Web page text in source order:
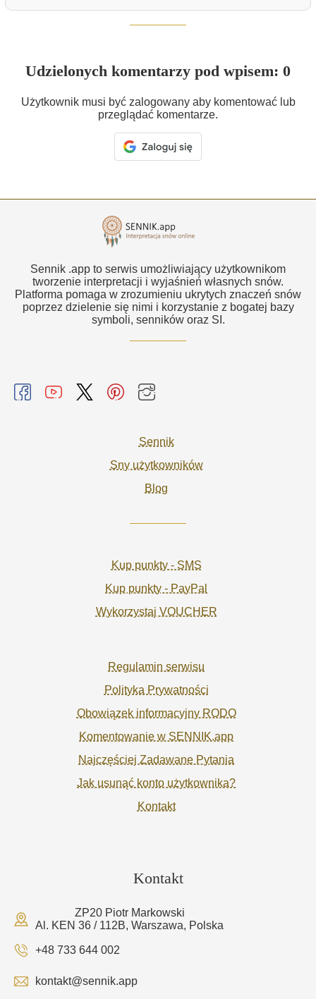
Udzielonych komentarzy pod wpisem: 0
Użytkownik musi być zalogowany aby komentować lub
przeglądać komentarze.
Sennik .app to serwis umożliwiający użytkownikom
tworzenie interpretacji i wyjaśnień własnych snów.
Platforma pomaga w zrozumieniu ukrytych znaczeń snów
poprzez dzielenie się nimi i korzystanie z bogatej bazy
symboli, senników oraz SI.
Sennik
Sny użytkowników
Blog
Kup punkty - SMS
Kup punkty - PayPal
Wykorzystaj VOUCHER
Regulamin serwisu
Polityka Prywatności
Obowiązek informacyjny RODO
Komentowanie w SENNIK.app
Najczęściej Zadawane Pytania
Jak usunąć konto użytkownika?
Kontakt
Kontakt
ZP20 Piotr Markowski
Al. KEN 36 / 112B, Warszawa, Polska
+48 733 644 002
kontakt@sennik.app